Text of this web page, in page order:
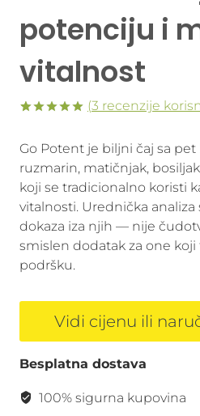
potenciju i
vitalnost
5.00 od
ukupno 5 (
korisnika)
(3 recenzije
Go Potent je biljni čaj sa pet
ruzmarin, matičnjak,
koji se tradicionalno koristi
vitalnosti. Urednička analiza
dokaza iza njih — nije
smislen dodatak za one
podršku.
Vidi cijenu ili
Besplatna dostava
100% sigurna kupovina